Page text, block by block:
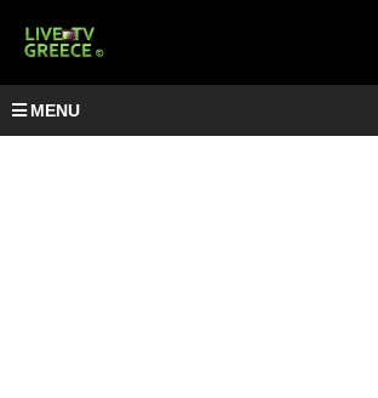
MENU